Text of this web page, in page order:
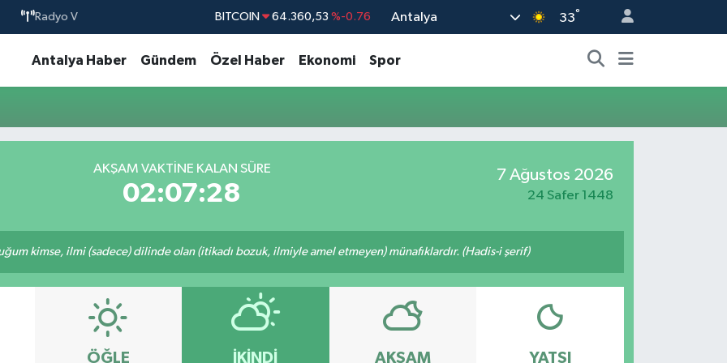
Radyo V BITCOIN 64.360,53 %-0.76
BİST100
Antalya 33°
Antalya Haber Gündem Özel Haber Ekonomi Spor
AKŞAM VAKTINE KALAN SÜRE
02:07:28
7 Ağustos 2026
24 Safer 1448
kimse, ilmi (sadece) dilinde olan (itikadı bozuk, ilmiyle amel etmeyen) münafıklardır. (Hadis-i şerif)
ÖĞLE İKINDI AKŞAM YATSI